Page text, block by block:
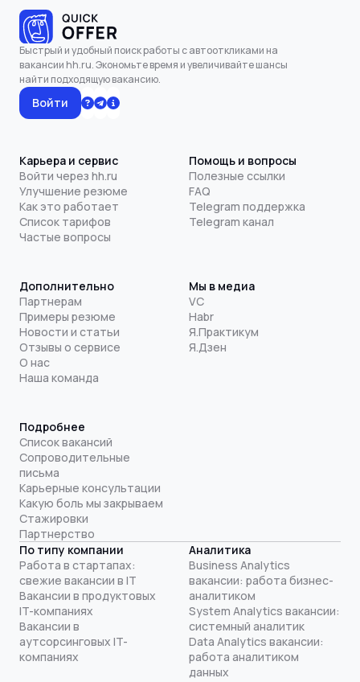
Быстрый и удобный поиск работы с автооткликами на
вакансии hh.ru. Экономьте время и увеличивайте шансы
найти подходящую вакансию.
Войти
Карьера и сервис
Войти через hh.ru
Улучшение резюме
Как это работает
Список тарифов
Частые вопросы
Помощь и вопросы
Полезные ссылки
FAQ
Telegram поддержка
Telegram канал
Дополнительно
Партнерам
Примеры резюме
Новости и статьи
Отзывы о сервисе
О нас
Наша команда
Мы в медиа
VC
Habr
Я.Практикум
Я.Дзен
Подробнее
Список вакансий
Сопроводительные
письма
Карьерные консультации
Какую боль мы закрываем
Стажировки
Партнерство
По типу компании
Работа в стартапах:
свежие вакансии в IT
Вакансии в продуктовых
IT-компаниях
Вакансии в
аутсорсинговых IT-
компаниях
Аналитика
Business Analytics
вакансии: работа бизнес-
аналитиком
System Analytics вакансии:
системный аналитик
Data Analytics вакансии:
работа аналитиком
данных